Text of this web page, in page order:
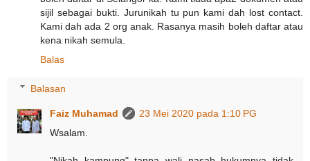
sijil sebagai bukti. Jurunikah tu pun kami dah lost contact.
Kami dah ada 2 org anak. Rasanya masih boleh daftar atau
kena nikah semula.
Balas
Balasan
Faiz Muhamad
23 Mei 2020 pada 1:10 PG
Wsalam.